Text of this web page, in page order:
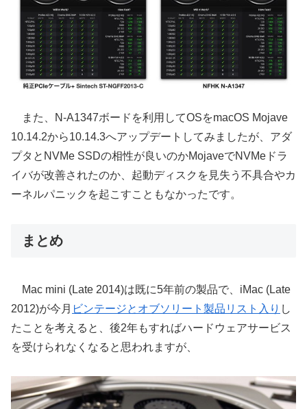
また、N-A1347ボードを利用してOSをmacOS Mojave
10.14.2から10.14.3へアップデートしてみましたが、アダ
プタとNVMe SSDの相性が良いのかMojaveでNVMeドラ
イバが改善されたのか、起動ディスクを見失う不具合やカ
ーネルパニックを起こすこともなかったです。
まとめ
Mac mini (Late 2014)は既に5年前の製品で、iMac (Late
2012)が今月 ビンテージとオブソリート製品リスト入り し
たことを考えると、後2年もすればハードウェアサービス
を受けられなくなると思われますが、